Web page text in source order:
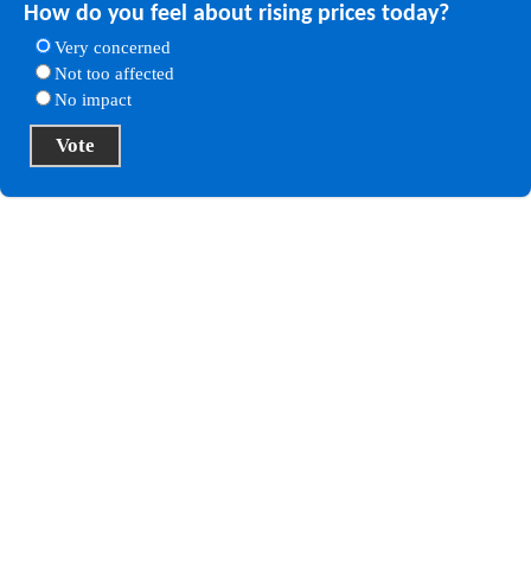
How do you feel about rising prices today?
Very concerned
Not too affected
No impact